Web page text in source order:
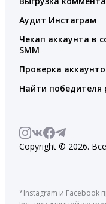
Аудит Инстаграм
Чекап аккаунта в
SMM
Проверка
Найти победителя
Copyright © 2026.
*Instagram и Facebook